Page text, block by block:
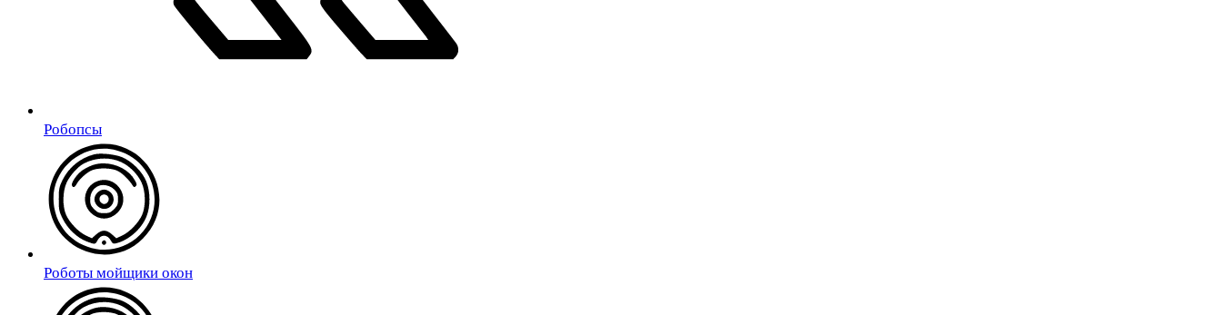
Робопсы
Роботы мойщики окон